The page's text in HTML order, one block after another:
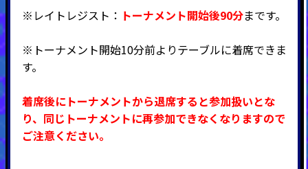
※レイトレジスト： トーナメント開始後90分まです。
※トーナメント開始10分前よりテーブルに着席できま
す。
着席後にトーナメントから退席すると参加扱いとな
り、同じトーナメントに再参加できなくなりますので
ご注意ください。